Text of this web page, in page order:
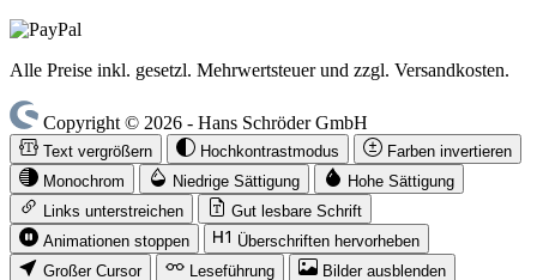
Alle Preise inkl. gesetzl. Mehrwertsteuer und zzgl. Versandkosten.
Copyright © 2026 - Hans Schröder GmbH
Text vergrößern Hochkontrastmodus
Farben invertieren
Monochrom
Niedrige Sättigung
Hohe Sättigung
Links unterstreichen
Gut lesbare Schrift
Animationen stoppen
Überschriften hervorheben
Großer Cursor
Leseführung Bilder ausblenden